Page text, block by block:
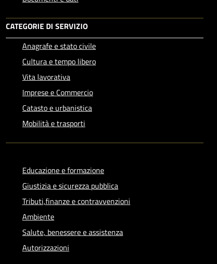
CATEGORIE DI SERVIZIO
Anagrafe e stato civile
Cultura e tempo libero
Vita lavorativa
Imprese e Commercio
Catasto e urbanistica
Mobilità e trasporti
Educazione e formazione
Giustizia e sicurezza pubblica
Tributi,finanze e contravvenzioni
Ambiente
Salute, benessere e assistenza
Autorizzazioni